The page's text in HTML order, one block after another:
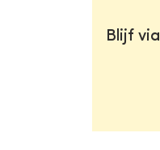
Blijf via